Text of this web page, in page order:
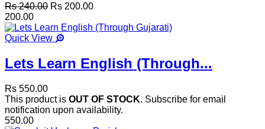
Rs 240.00 Rs 200.00
200.00
Quick View
Lets Learn English (Through...
Rs 550.00
This product is OUT OF STOCK. Subscribe for email
notification upon availability.
550.00